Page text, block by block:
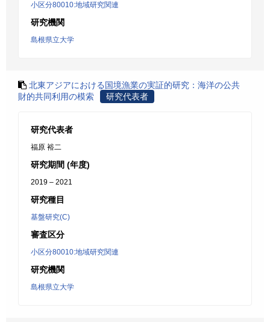
小区分80010:地域研究関連
研究機関
島根県立大学
北東アジアにおける国境漁業の実証的研究：海洋の公共
財的共同利用の模索
研究代表者
研究代表者
福原 裕二
研究期間 (年度)
2019 – 2021
研究種目
基盤研究(C)
審査区分
小区分80010:地域研究関連
研究機関
島根県立大学